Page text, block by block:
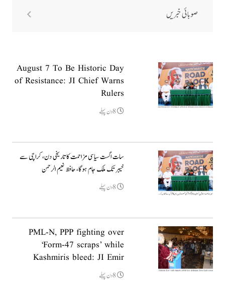
صوبائی خبریں
August 7 To Be Historic Day
of Resistance: JI Chief Warns
Rulers
8دن پہلے
سات اگست سیاسی مزاحمت کا تاریخی دن، کراچی سے
خیبر تک ملک جام ہوگا، حافظ نعیم الرحمن
8دن پہلے
PML-N, PPP fighting over
‘Form-47 scraps’ while
Kashmiris bleed: JI Emir
8دن پہلے